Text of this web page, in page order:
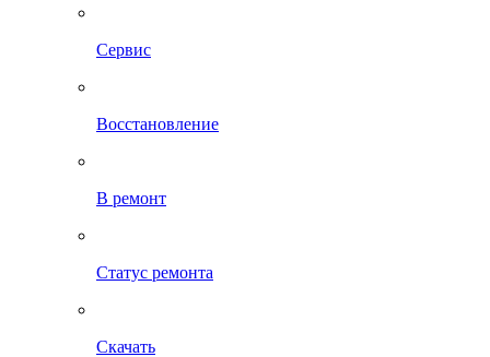
Сервис
Восстановление
В ремонт
Статус ремонта
Скачать